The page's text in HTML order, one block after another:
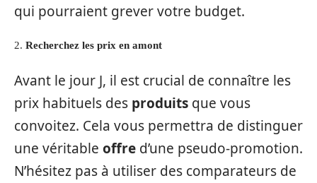
qui pourraient grever votre budget.
2. Recherchez les prix en amont
Avant le jour J, il est crucial de connaître les
prix habituels des produits que vous
convoitez. Cela vous permettra de distinguer
une véritable offre d’une pseudo-promotion.
N’hésitez pas à utiliser des comparateurs de